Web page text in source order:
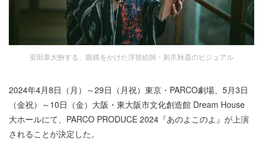
安田章大扮する、眼鏡をかけた浮世絵師・刺爪秋斎のビジュアル
2024年4月8日（月）～29日（月祝）東京・PARCO劇場、5月3日
（金祝）～10日（金）大阪・東大阪市文化創造館 Dream House
大ホールにて、PARCO PRODUCE 2024『あのよこのよ』が上演
されることが決定した。